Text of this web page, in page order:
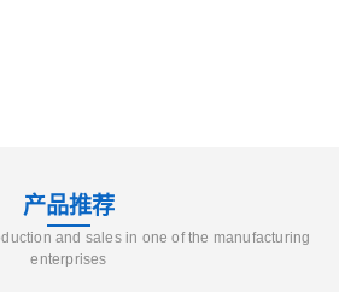
产品推荐
and sales in one of the manufacturing
enterprises